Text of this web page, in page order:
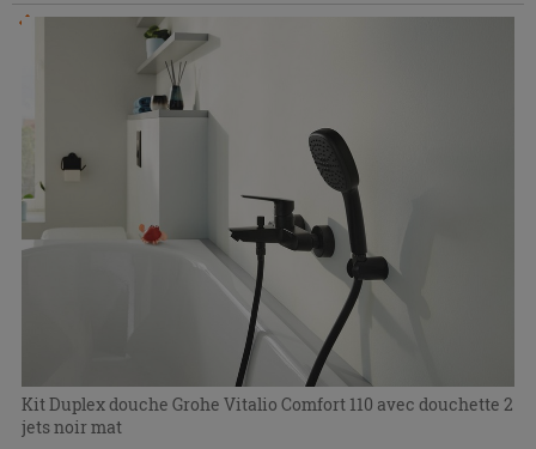
Commandable en magasin ou via le service client
Kit Duplex douche Grohe Vitalio Comfort 110 avec douchette 2
jets noir mat